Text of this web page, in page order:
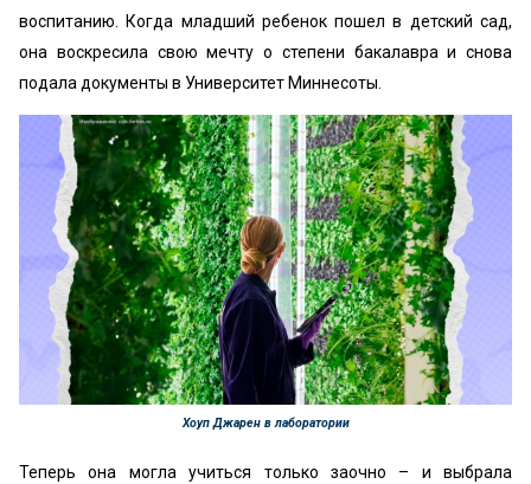
воспитанию. Когда младший ребенок пошел в детский сад,
она воскресила свою мечту о степени бакалавра и снова
подала документы в Университет Миннесоты.
Хоуп Джарен в лаборатории
Теперь она могла учиться только заочно – и выбрала